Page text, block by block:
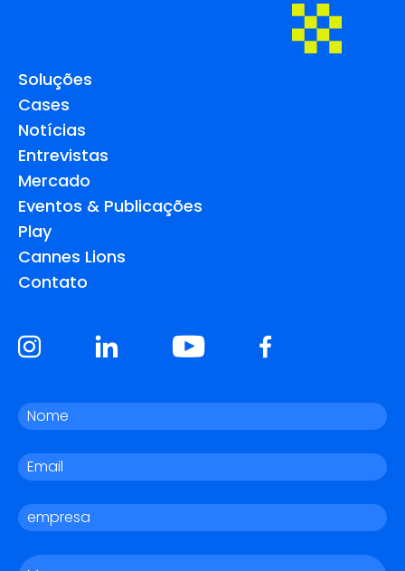
Soluções
Cases
Notícias
Entrevistas
Mercado
Eventos & Publicações
Play
Cannes Lions
Contato